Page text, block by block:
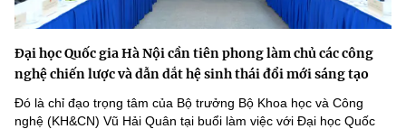
Đại học Quốc gia Hà Nội cần tiên phong làm chủ các công
nghệ chiến lược và dẫn dắt hệ sinh thái đổi mới sáng tạo
Đó là chỉ đạo trọng tâm của Bộ trưởng Bộ Khoa học và Công
nghệ (KH&CN) Vũ Hải Quân tại buổi làm việc với Đại học Quốc